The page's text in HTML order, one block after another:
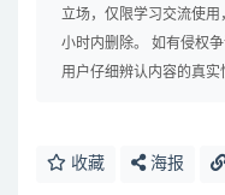
立场，仅限学习交流使
小时内删除。 如有侵权
用户仔细辨认内容的真实
收藏 海报